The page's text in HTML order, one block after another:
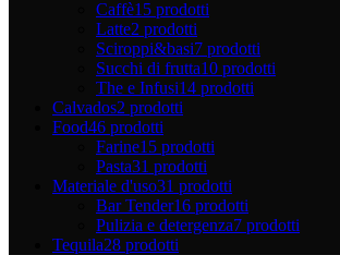
Caffè15 prodotti
Latte2 prodotti
Sciroppi&basi7 prodotti
Succhi di frutta10 prodotti
The e Infusi14 prodotti
Calvados2 prodotti
Food46 prodotti
Farine15 prodotti
Pasta31 prodotti
Materiale d'uso31 prodotti
Bar Tender16 prodotti
Pulizia e detergenza7 prodotti
Tequila28 prodotti